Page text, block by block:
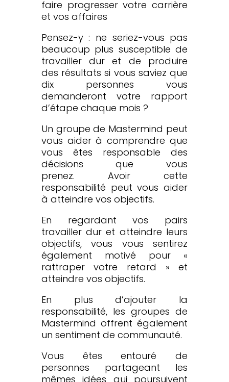
faire progresser votre carrière
et vos affaires
Pensez-y : ne seriez-vous pas
beaucoup plus susceptible de
travailler dur et de produire
des résultats si vous saviez que
dix personnes vous
demanderont votre rapport
d’étape chaque mois ?
Un groupe de Mastermind peut
vous aider à comprendre que
vous êtes responsable des
décisions que vous
prenez. Avoir cette
responsabilité peut vous aider
à atteindre vos objectifs.
En regardant vos pairs
travailler dur et atteindre leurs
objectifs, vous vous sentirez
également motivé pour «
rattraper votre retard » et
atteindre vos objectifs.
En plus d’ajouter la
responsabilité, les groupes de
Mastermind offrent également
un sentiment de communauté.
Vous êtes entouré de
personnes partageant les
mêmes idées qui poursuivent